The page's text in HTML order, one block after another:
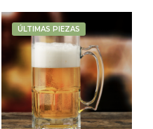
ÚLTIMAS PIEZAS